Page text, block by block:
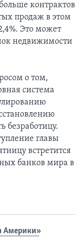
контрактов
продаж в этом
Это может
недвижимости
о том,
система
безработицу.
главы
встретится
банков мира в
Америки»